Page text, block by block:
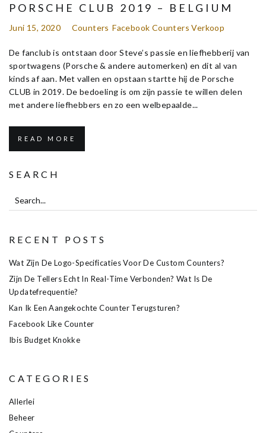
PORSCHE CLUB 2019 – BELGIUM
Juni 15, 2020 Counters Facebook Counters Verkoop
De fanclub is ontstaan door Steve’s passie en liefhebberij van
sportwagens (Porsche & andere automerken) en dit al van
kinds af aan. Met vallen en opstaan startte hij de Porsche
CLUB in 2019.​ De bedoeling is om zijn passie te willen delen
met andere liefhebbers en zo een welbepaalde...
READ MORE
SEARCH
RECENT POSTS
Wat Zijn De Logo-Specificaties Voor De Custom Counters?
Zijn De Tellers Echt In Real-Time Verbonden? Wat Is De
Updatefrequentie?
Kan Ik Een Aangekochte Counter Terugsturen?
Facebook Like Counter
Ibis Budget Knokke
CATEGORIES
Allerlei
Beheer